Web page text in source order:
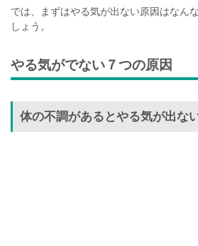
では、まずはやる気が出ない原因はなん
しょう。
やる気がでない７つの原因
体の不調があるとやる気が出な